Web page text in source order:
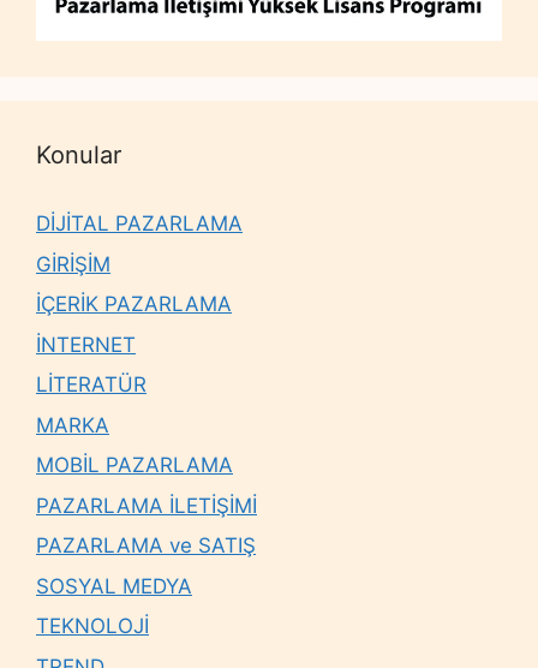
Konular
DİJİTAL PAZARLAMA
GİRİŞİM
İÇERİK PAZARLAMA
İNTERNET
LİTERATÜR
MARKA
MOBİL PAZARLAMA
PAZARLAMA İLETİŞİMİ
PAZARLAMA ve SATIŞ
SOSYAL MEDYA
TEKNOLOJİ